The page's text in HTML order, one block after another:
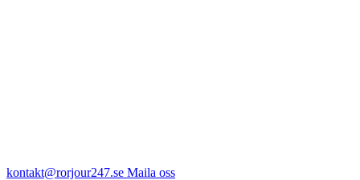
kontakt@rorjour247.se Maila oss